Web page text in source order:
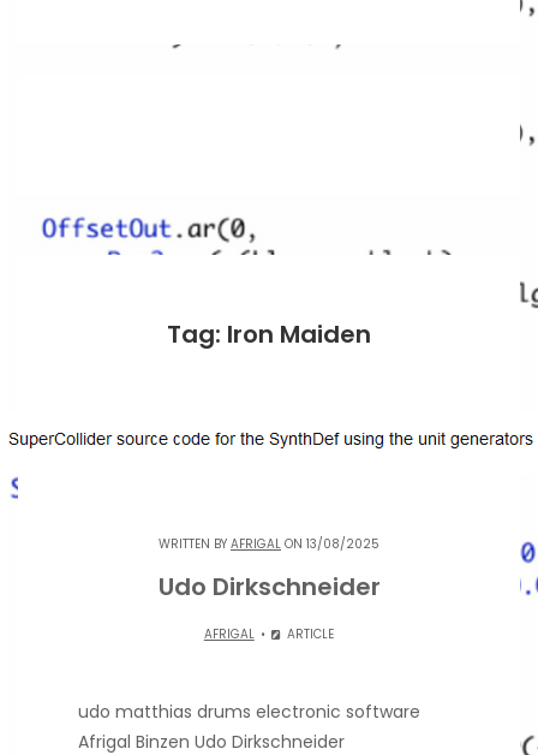
Tag: Iron Maiden
WRITTEN BY AFRIGAL ON 13/08/2025
Udo Dirkschneider
AFRIGAL ARTICLE
udo matthias drums electronic software
Afrigal Binzen Udo Dirkschneider